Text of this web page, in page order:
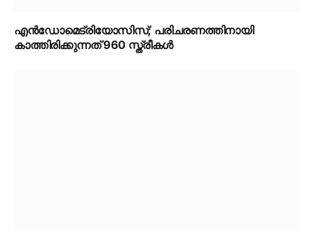
എൻഡോമെട്രിയോസിസ്; പരിചരണത്തിനായി
കാത്തിരിക്കുന്നത് 960 സ്ത്രീകൾ